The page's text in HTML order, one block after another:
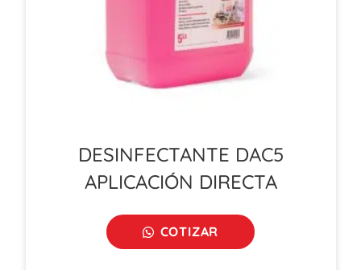
DESINFECTANTE DAC5
APLICACIÓN DIRECTA
COTIZAR